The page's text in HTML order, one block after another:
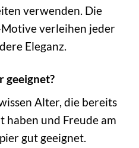
verwenden. Die
verleihen jeder
Eleganz.
geeignet?
Alter, die bereits
und Freude am
gut geeignet.